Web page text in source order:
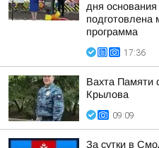
дня
подготовлена
программа
17:36
Вахта Памяти
Крылова
09:09
За сутки в